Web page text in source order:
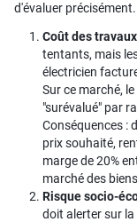
d'évaluer
Coût des
tentants, mais
électricien
Sur ce marché,
"surévalué" par
Conséquences :
prix souhaité,
marge de 20%
marché des
Risque socio-
doit alerter sur